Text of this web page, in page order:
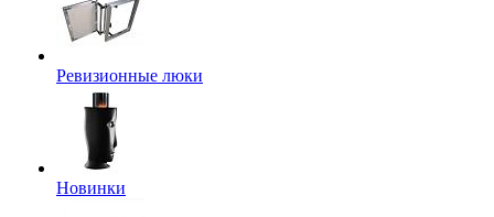
Ревизионные люки
Новинки